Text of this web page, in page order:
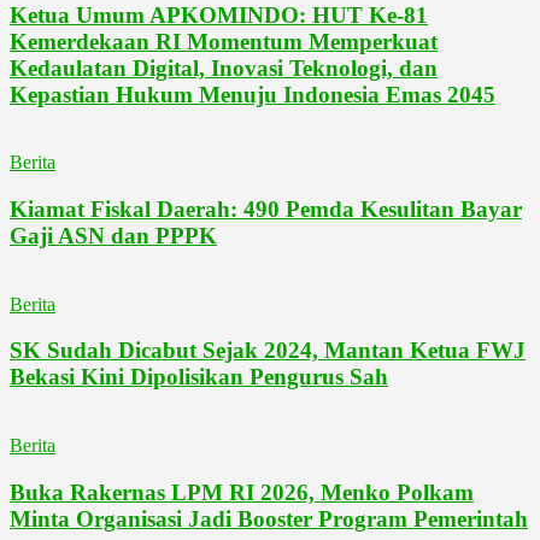
Ketua Umum APKOMINDO: HUT Ke-81
Kemerdekaan RI Momentum Memperkuat
Kedaulatan Digital, Inovasi Teknologi, dan
Kepastian Hukum Menuju Indonesia Emas 2045
Berita
Kiamat Fiskal Daerah: 490 Pemda Kesulitan Bayar
Gaji ASN dan PPPK
Berita
SK Sudah Dicabut Sejak 2024, Mantan Ketua FWJ
Bekasi Kini Dipolisikan Pengurus Sah
Berita
Buka Rakernas LPM RI 2026, Menko Polkam
Minta Organisasi Jadi Booster Program Pemerintah